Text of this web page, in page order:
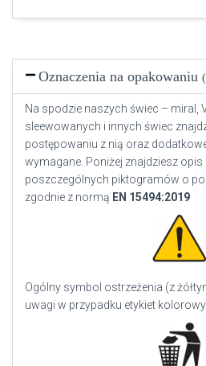
Oznaczenia na opakowaniu
Na spodzie naszych świec – miral,
sleewowanych i innych świec
postępowaniu z nią oraz
wymagane. Poniżej znajdziesz opis
poszczególnych piktogramów o
zgodnie z normą EN 15494:2019
Ogólny symbol ostrzeżenia (z
uwagi w przypadku etykiet